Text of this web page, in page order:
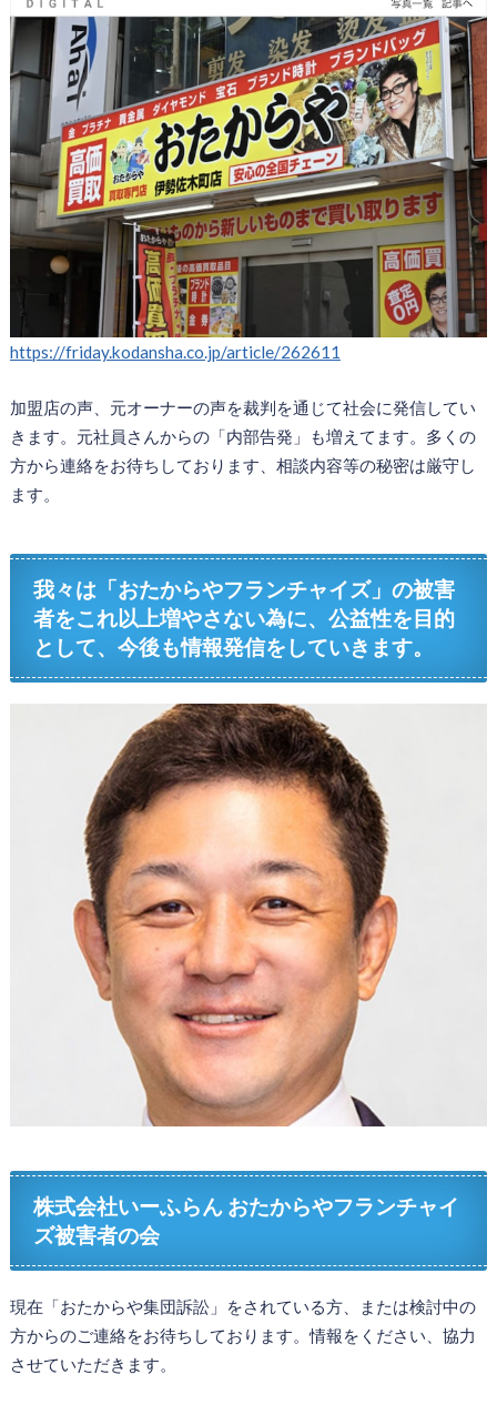
https://friday.kodansha.co.jp/article/262611
加盟店の声、元オーナーの声を裁判を通じて社会に発信してい
きます。元社員さんからの「内部告発」も増えてます。多くの
方から連絡をお待ちしております、相談内容等の秘密は厳守し
ます。
我々は「おたからやフランチャイズ」の被害
者をこれ以上増やさない為に、公益性を目的
として、今後も情報発信をしていきます。
株式会社いーふらん おたからやフランチャイ
ズ被害者の会
現在「おたからや集団訴訟」をされている方、または検討中の
方からのご連絡をお待ちしております。情報をください、協力
させていただきます。